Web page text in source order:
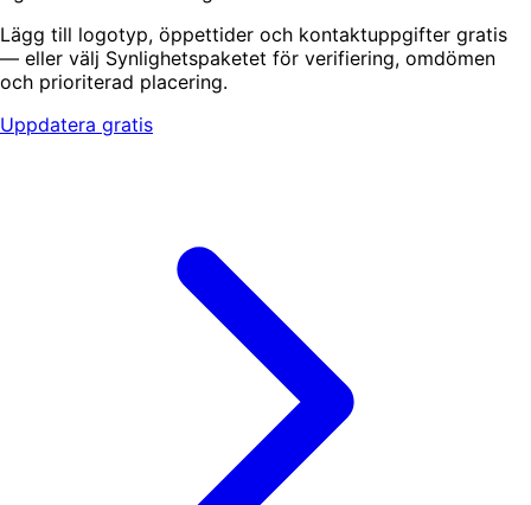
Lägg till logotyp, öppettider och kontaktuppgifter gratis
— eller välj Synlighetspaketet för verifiering, omdömen
och prioriterad placering.
Uppdatera gratis